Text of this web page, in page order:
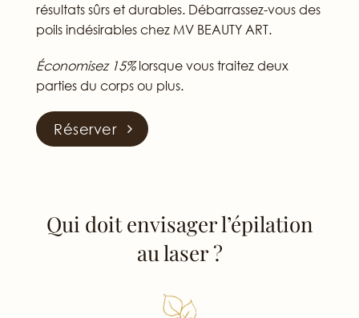
résultats sûrs et durables. Débarrassez-vous des
poils indésirables chez MV BEAUTY ART.
Économisez 15%lorsque vous traitez deux
parties du corps ou plus.
Réserver
Qui doit envisager l’épilation
au laser ?